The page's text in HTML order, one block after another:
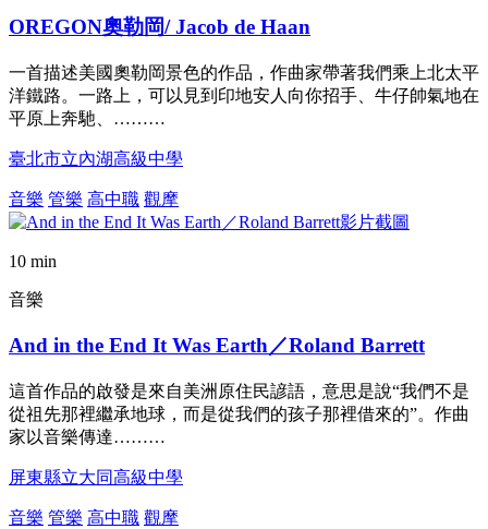
OREGON奧勒岡/ Jacob de Haan
一首描述美國奧勒岡景色的作品，作曲家帶著我們乘上北太平
洋鐵路。一路上，可以見到印地安人向你招手、牛仔帥氣地在
平原上奔馳、………
臺北市立內湖高級中學
音樂 管樂 高中職 觀摩
10 min
音樂
And in the End It Was Earth／Roland Barrett
這首作品的啟發是來自美洲原住民諺語，意思是說“我們不是
從祖先那裡繼承地球，而是從我們的孩子那裡借來的”。作曲
家以音樂傳達………
屏東縣立大同高級中學
音樂 管樂 高中職 觀摩